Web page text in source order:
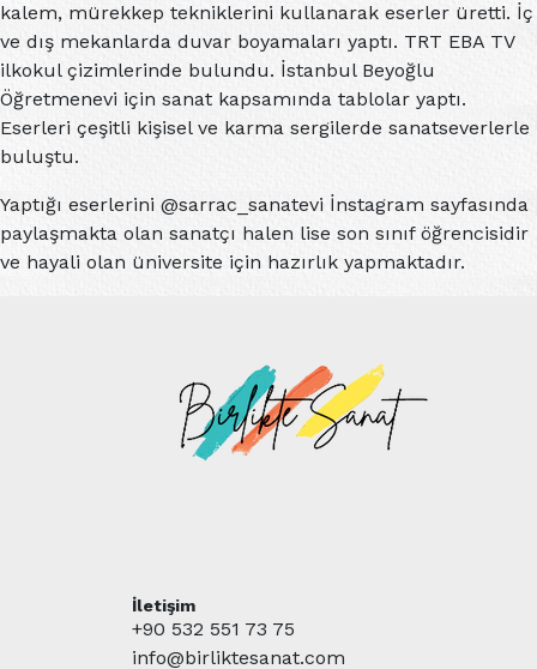
kalem, mürekkep tekniklerini kullanarak eserler üretti. İç
ve dış mekanlarda duvar boyamaları yaptı. TRT EBA TV
ilkokul çizimlerinde bulundu. İstanbul Beyoğlu
Öğretmenevi için sanat kapsamında tablolar yaptı.
Eserleri çeşitli kişisel ve karma sergilerde sanatseverlerle
buluştu.
Yaptığı eserlerini @sarrac_sanatevi İnstagram sayfasında
paylaşmakta olan sanatçı halen lise son sınıf öğrencisidir
ve hayali olan üniversite için hazırlık yapmaktadır.
İletişim
+90 532 551 73 75
info@birliktesanat.com